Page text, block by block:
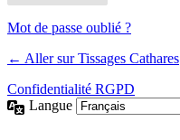
Mot de passe oublié ?
← Aller sur Tissages Cathares
Confidentialité RGPD
Langue